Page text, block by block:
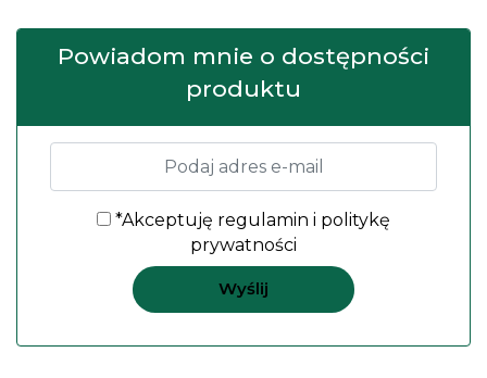
Powiadom mnie o dostępności
produktu
*Akceptuję regulamin i politykę
prywatności